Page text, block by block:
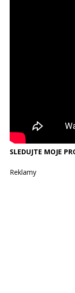
SLEDUJTE MOJE
Reklamy